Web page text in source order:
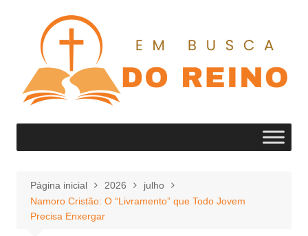
conteúdo
Página inicial 2026
julho
Namoro Cristão: O “Livramento” que Todo Jovem
Precisa Enxergar